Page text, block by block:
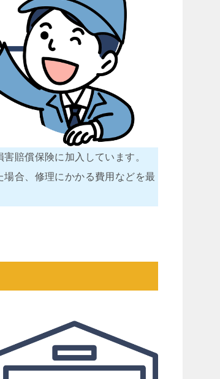
賠償保険に加入しています。
合、修理にかかる費用などを最